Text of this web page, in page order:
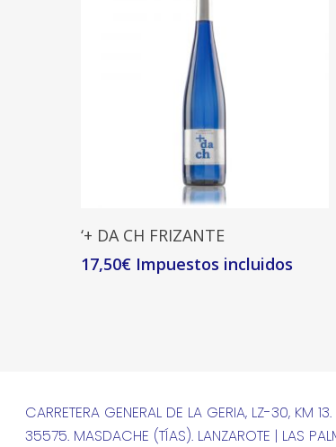
Leer Más
‘+ DA CH FRIZANTE
17,50€
CARRETERA GENERAL DE LA GERIA, LZ-30, KM 13.
35575. MASDACHE (TÍAS). LANZAROTE | LAS